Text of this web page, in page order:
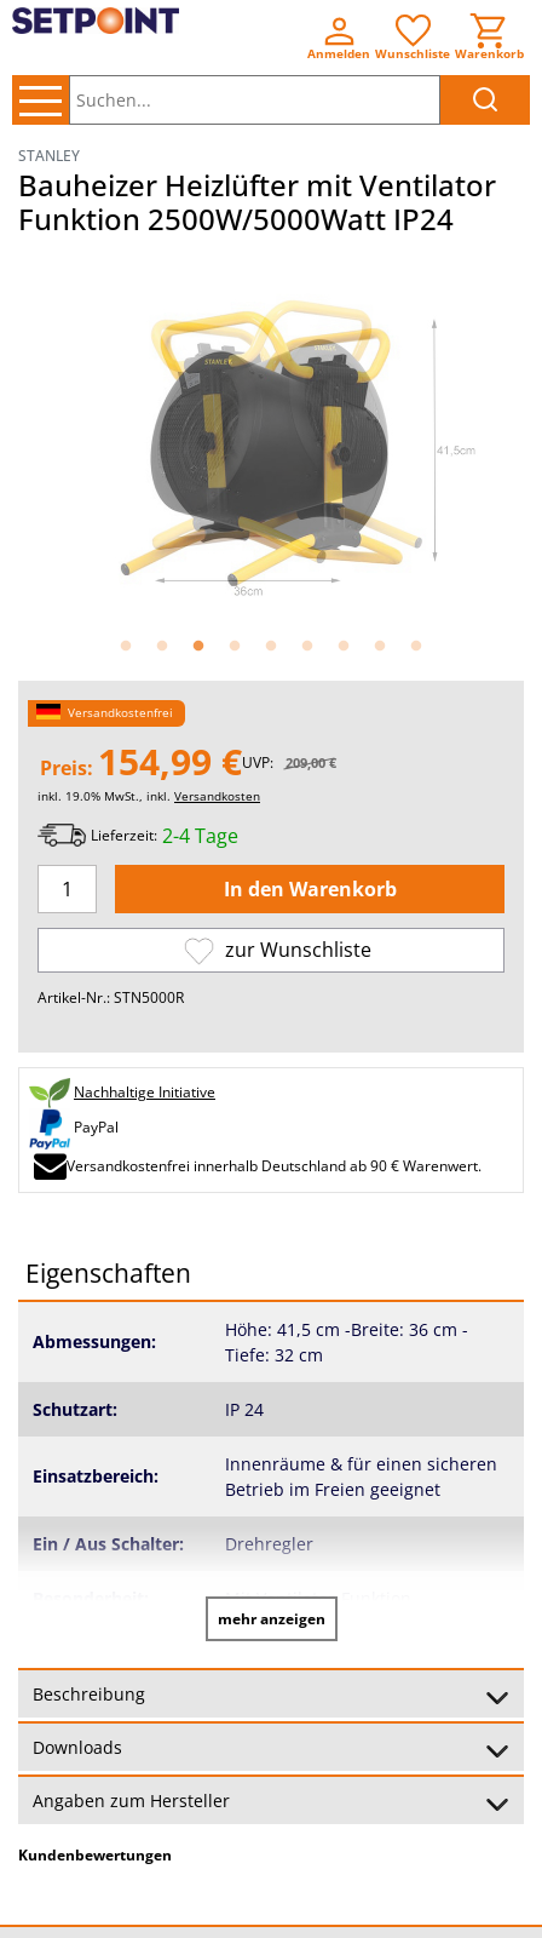
Anmelden Wunschliste Warenkorb
STANLEY
Bauheizer Heizlüfter mit Ventilator
Funktion 2500W/5000Watt IP24
Versandkostenfrei
Preis: 154,99 €UVP: 209,00 €
inkl. 19.0% MwSt., inkl. Versandkosten
Lieferzeit: 2-4 Tage
zur Wunschliste
Artikel-Nr.: STN5000R
Nachhaltige Initiative
PayPal
Versandkostenfrei innerhalb Deutschland ab 90 € Warenwert.
Eigenschaften
Abmessungen:
Höhe: 41,5 cm -Breite: 36 cm -
Tiefe: 32 cm
Schutzart: IP 24
Einsatzbereich:
Innenräume & für einen sicheren
Betrieb im Freien geeignet
Ein / Aus Schalter: Drehregler
Mit Ventilator-Funktion
Überhitzungschutz:
Heizstufen:
mehr anzeigen
Beschreibung
Downloads
Angaben zum Hersteller
Kundenbewertungen